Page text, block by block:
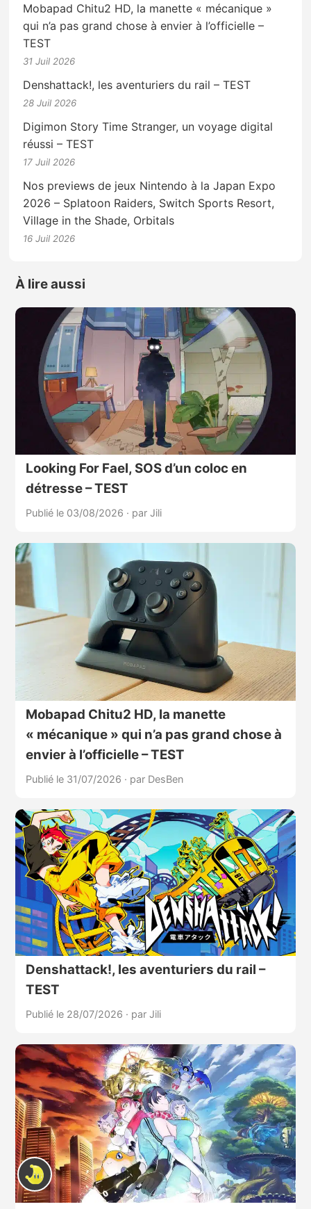
Mobapad Chitu2 HD, la manette « mécanique »
qui n’a pas grand chose à envier à l’officielle –
TEST
31 Juil 2026
Denshattack!, les aventuriers du rail – TEST
28 Juil 2026
Digimon Story Time Stranger, un voyage digital
réussi – TEST
17 Juil 2026
Nos previews de jeux Nintendo à la Japan Expo
2026 – Splatoon Raiders, Switch Sports Resort,
Village in the Shade, Orbitals
16 Juil 2026
À lire aussi
Looking For Fael, SOS d’un coloc en
détresse – TEST
Publié le 03/08/2026 · par Jili
Mobapad Chitu2 HD, la manette
« mécanique » qui n’a pas grand chose à
envier à l’officielle – TEST
Publié le 31/07/2026 · par DesBen
Denshattack!, les aventuriers du rail –
TEST
Publié le 28/07/2026 · par Jili